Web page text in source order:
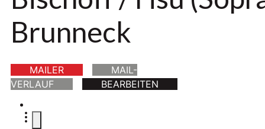
Brunneck
MAILER
MAIL-
VERLAUF
BEARBEITEN